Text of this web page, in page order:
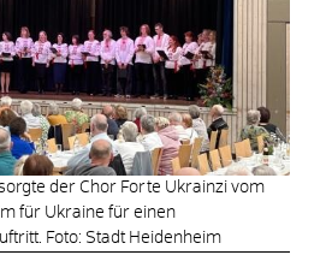
der Chor Forte Ukrainzi vom
für Ukraine für einen
Foto: Stadt Heidenheim